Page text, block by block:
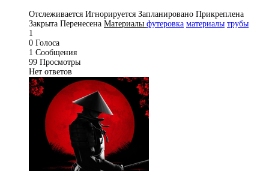
Отслеживается Игнорируется Запланировано Прикреплена
Закрыта Перенесена Материалы футеровка материалы трубы
1
0 Голоса
1 Сообщения
99 Просмотры
Нет ответов